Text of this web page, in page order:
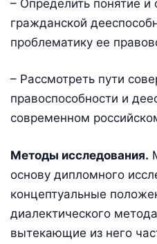
– Определить понятие и
гражданской
проблематику ее
– Рассмотреть пути
правоспособности и
современном
Методы исследования.
основу дипломного
концептуальные
диалектического
вытекающие из него